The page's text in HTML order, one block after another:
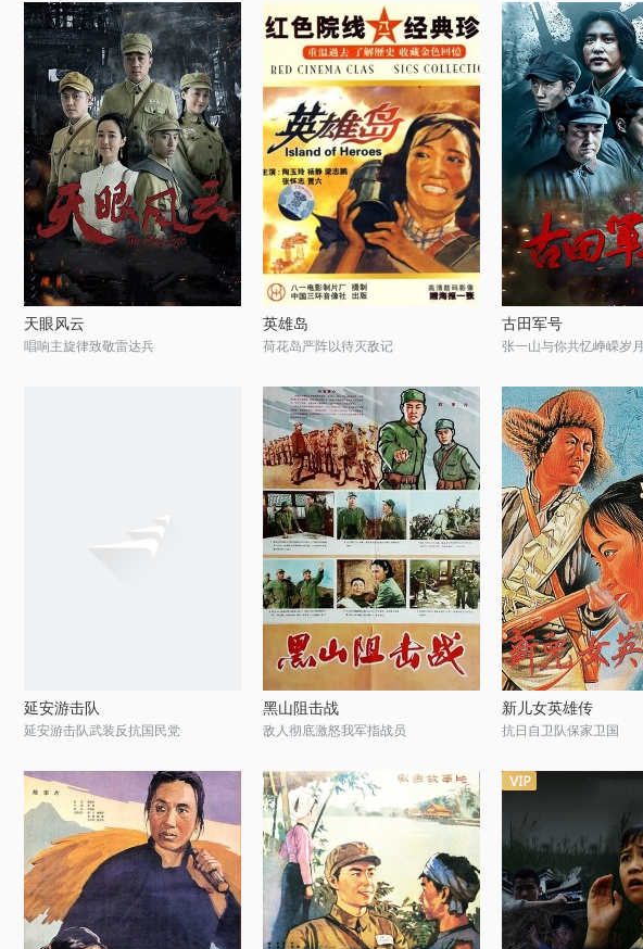
天眼风云
唱响主旋律致敬雷达兵
英雄岛
荷花岛严阵以待灭敌记
古田军号
张一山与你共忆峥嵘岁月
延安游击队
延安游击队武装反抗国民党
黑山阻击战
敌人彻底激怒我军指战员
新儿女英雄传
抗日自卫队保家卫国